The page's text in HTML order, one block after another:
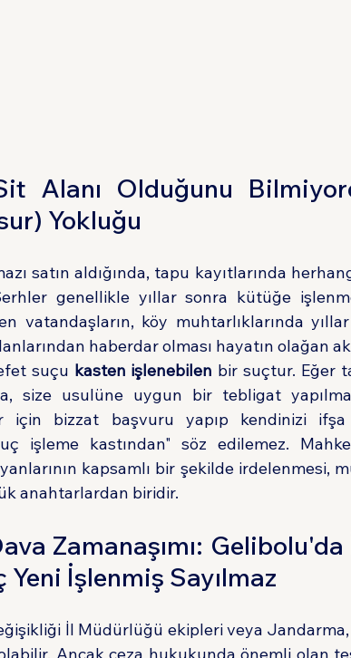
Alanı Olduğunu
Yokluğu
satın aldığında, tapu kayıtlarında
genellikle yıllar sonra kütüğe
vatandaşların, köy muhtarlıklarında yıllar
haberdar olması hayatın olağan
suçu kasten işlenebilen bir suçtur. Eğer
size usulüne uygun bir tebligat
için bizzat başvuru yapıp kendinizi
işleme kastından" söz edilemez.
kapsamlı bir şekilde irdelenmesi,
anahtarlardan biridir.
Zamanaşımı: Gelibolu'da
İşlenmiş Sayılmaz
İl Müdürlüğü ekipleri veya